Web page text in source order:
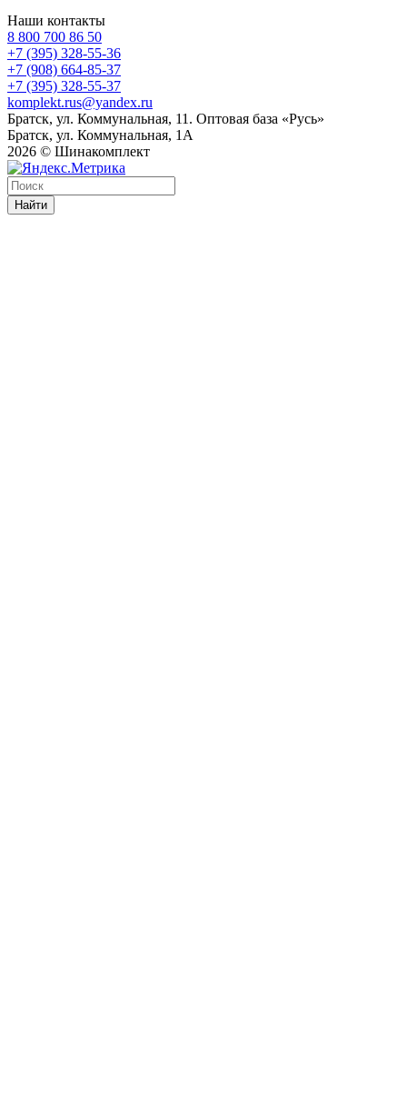
Наши контакты
8 800 700 86 50
+7 (395) 328-55-36
+7 (908) 664-85-37
+7 (395) 328-55-37
komplekt.rus@yandex.ru
Братск, ул. Коммунальная, 11. Оптовая база «Русь»
Братск, ул. Коммунальная, 1А
2026 © Шинакомплект
Найти